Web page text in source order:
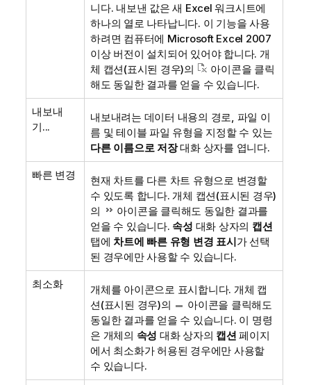
니다. 내보낸 값은 새 Excel 워크시트에
하나의 열로 나타납니다. 이 기능을 사용
하려면 컴퓨터에 Microsoft Excel 2007
이상 버전이 설치되어 있어야 합니다. 개
체 캡션(표시된 경우)의
아이콘을 클릭
해도 동일한 결과를 얻을 수 있습니다.
내보내
기...
내보내려는 데이터 내용의 경로, 파일 이
름 및 테이블 파일 유형을 지정할 수 있는
다른 이름으로 저장대화 상자를 엽니다.
빠른 변경
현재 차트를 다른 차트 유형으로 변경할
수 있도록 합니다. 개체 캡션(표시된 경우)
의
아이콘을 클릭해도 동일한 결과를
얻을 수 있습니다. 속성 대화 상자의 캡션
탭에 차트에 빠른 유형 변경 표시가 선택
된 경우에만 사용할 수 있습니다.
최소화
개체를 아이콘으로 표시합니다. 개체 캡
션(표시된 경우)의
아이콘을 클릭해도
동일한 결과를 얻을 수 있습니다. 이 명령
은 개체의 속성 대화 상자의 캡션 페이지
에서 최소화가 허용된 경우에만 사용할
수 있습니다.